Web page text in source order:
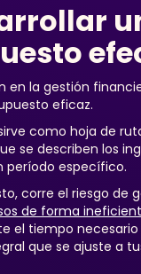
en la gestión
eficaz.
como hoja de
se describen los
período específico.
corre el riesgo de
de forma
el tiempo
que se ajuste a